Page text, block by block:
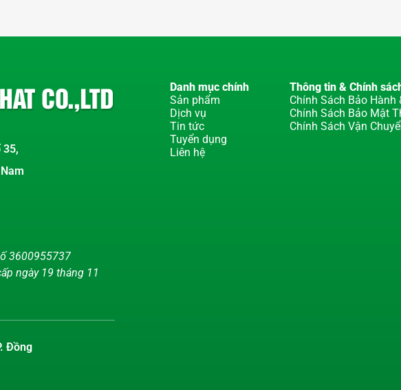
35,
3600955737
ngày 19 tháng 11
Đồng
Danh mục chính
Sản phẩm
Dịch vụ
Tin tức
Tuyển dụng
Liên hệ
Thông tin & Chính
Chính Sách Bảo Hành
Chính Sách Bảo Mật
Chính Sách Vận